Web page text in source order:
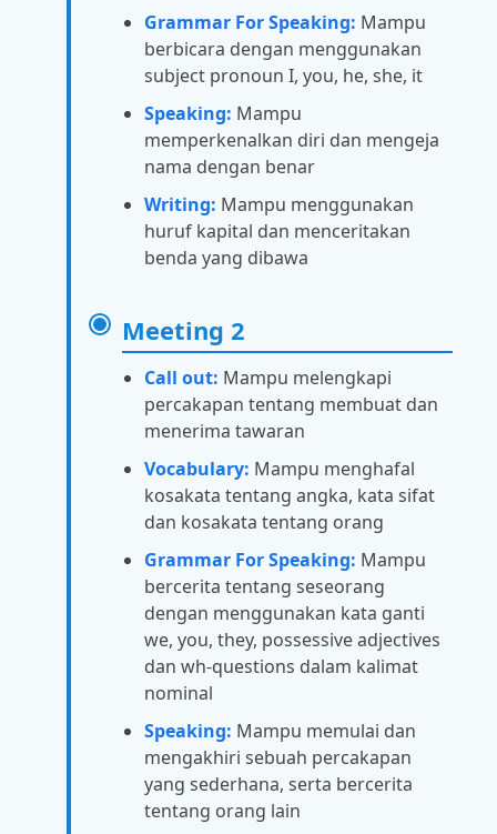
Grammar For Speaking: Mampu
berbicara dengan menggunakan
subject pronoun I, you, he, she, it
Speaking: Mampu
memperkenalkan diri dan mengeja
nama dengan benar
Writing: Mampu menggunakan
huruf kapital dan menceritakan
benda yang dibawa
Meeting 2
Call out: Mampu melengkapi
percakapan tentang membuat dan
menerima tawaran
Vocabulary: Mampu menghafal
kosakata tentang angka, kata sifat
dan kosakata tentang orang
Grammar For Speaking: Mampu
bercerita tentang seseorang
dengan menggunakan kata ganti
we, you, they, possessive adjectives
dan wh-questions dalam kalimat
nominal
Speaking: Mampu memulai dan
mengakhiri sebuah percakapan
yang sederhana, serta bercerita
tentang orang lain